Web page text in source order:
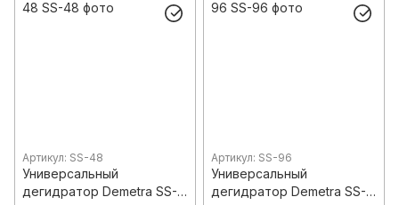
Артикул: SS-48
Универсальный
дегидратор Demetra SS-
Артикул: SS-96
Универсальный
дегидратор Demetra SS-